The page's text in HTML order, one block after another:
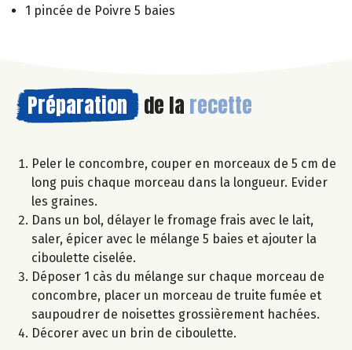
1 pincée de Poivre 5 baies
Préparation de la recette
Peler le concombre, couper en morceaux de 5 cm de
long puis chaque morceau dans la longueur. Evider
les graines.
Dans un bol, délayer le fromage frais avec le lait,
saler, épicer avec le mélange 5 baies et ajouter la
ciboulette ciselée.
Déposer 1 càs du mélange sur chaque morceau de
concombre, placer un morceau de truite fumée et
saupoudrer de noisettes grossièrement hachées.
Décorer avec un brin de ciboulette.